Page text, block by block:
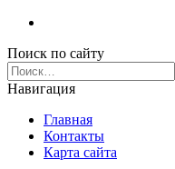
Поиск по сайту
Найти:
Навигация
Главная
Контакты
Карта сайта